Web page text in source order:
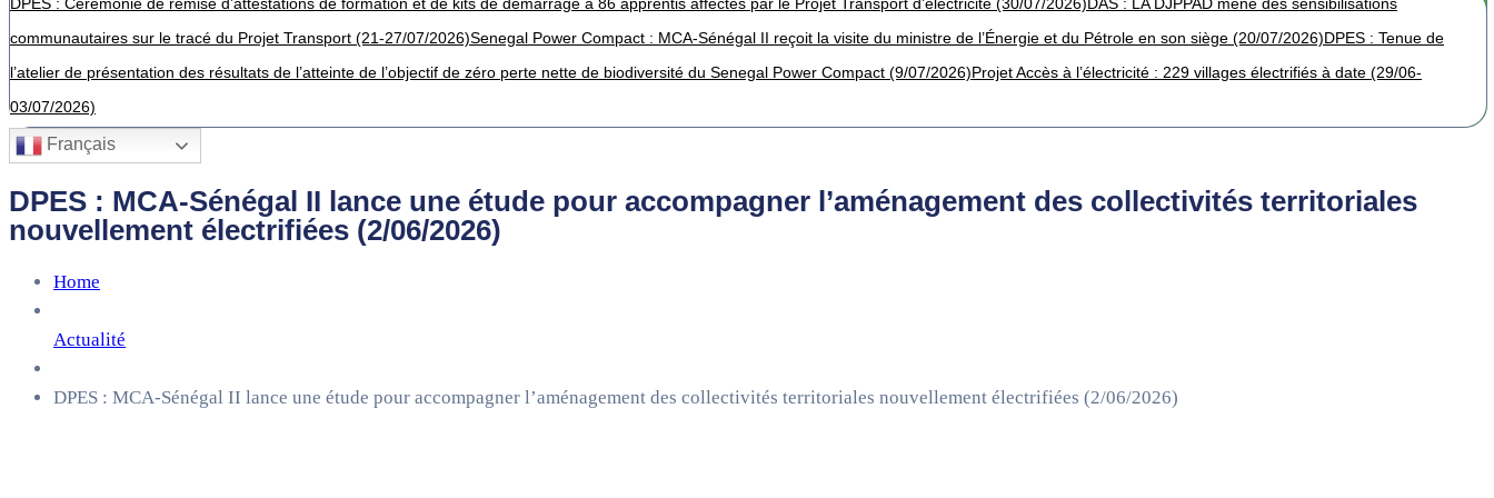
communautaires sur le tracé du Projet Transport (21-27/07/2026)Senegal Power Compact : MCA-Sénégal II reçoit la visite du ministre de l’Énergie et du Pétrole en son siège (20/07/2026)DPES : Tenue de
l’atelier de présentation des résultats de l’atteinte de l’objectif de zéro perte nette de biodiversité du Senegal Power Compact (9/07/2026)Projet Accès à l’électricité : 229 villages électrifiés à date (29/06-
03/07/2026)
Français
DPES : MCA-Sénégal II lance une étude pour accompagner l’aménagement des collectivités territoriales
nouvellement électrifiées (2/06/2026)
Home
Actualité
DPES : MCA-Sénégal II lance une étude pour accompagner l’aménagement des collectivités territoriales nouvellement électrifiées (2/06/2026)